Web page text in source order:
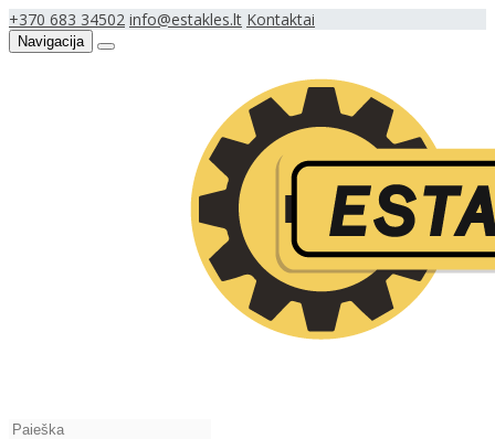
+370 683 34502 info@estakles.lt Kontaktai
Navigacija